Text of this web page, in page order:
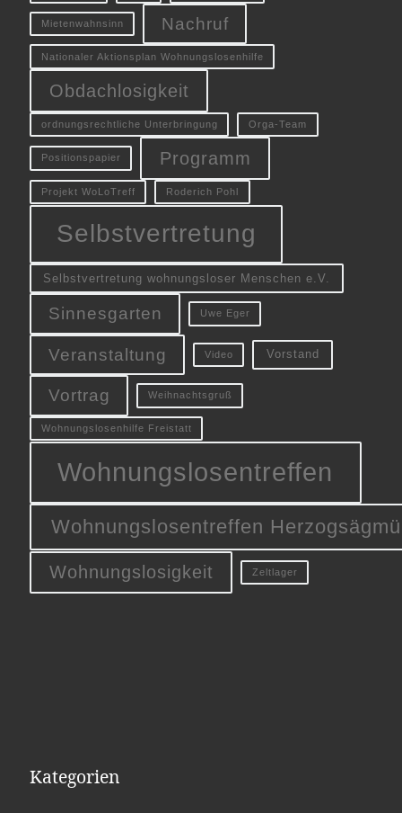
Mietenwahnsinn Nachruf
Nationaler Aktionsplan Wohnungslosenhilfe
Obdachlosigkeit
ordnungsrechtliche Unterbringung Orga-Team
Positionspapier Programm
Projekt WoLoTreff Roderich Pohl
Selbstvertretung
Selbstvertretung wohnungsloser Menschen e.V.
Sinnesgarten Uwe Eger
Veranstaltung Video Vorstand
Vortrag Weihnachtsgruß
Wohnungslosenhilfe Freistatt
Wohnungslosentreffen
Wohnungslosentreffen
Wohnungslosigkeit Zeltlager
Kategorien